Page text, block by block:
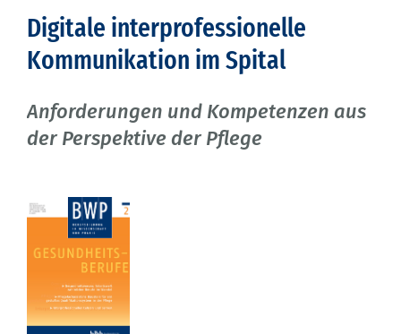
Digitale interprofessionelle
Kommunikation im Spital
Anforderungen und Kompetenzen aus
der Perspektive der Pflege